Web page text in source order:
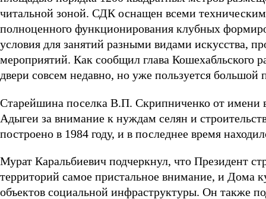
читальной зоной. СДК оснащен всеми
полноценного функционирования клубных
условия для занятий разными видами искусства,
мероприятий. Как сообщил глава
двери совсем недавно, но уже пользуется
Старейшина поселка В.П. Скрипниченко от имени
Адыгеи за внимание к нуждам селян и
построено в 1984 году, и в последнее время
Мурат Каральбиевич подчеркнул, что Президент
территорий самое пристальное внимание, и Дома
объектов социальной инфраструктуры. Он также